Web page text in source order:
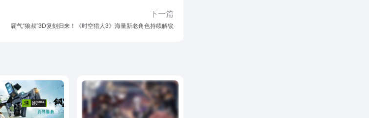
下一篇
霸气“狼叔”3D复刻归来！《时空猎人3》海量新老角色持续解锁